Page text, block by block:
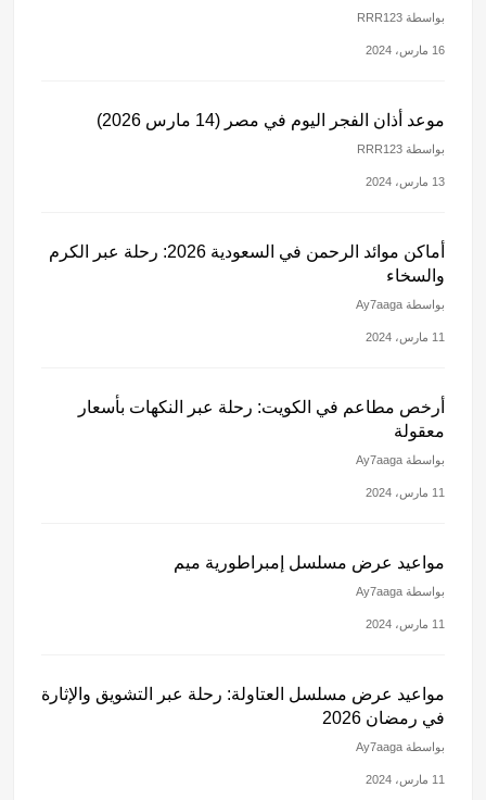
بواسطة RRR123
16 مارس، 2024
موعد أذان الفجر اليوم في مصر (14 مارس 2026)
بواسطة RRR123
13 مارس، 2024
أماكن موائد الرحمن في السعودية 2026: رحلة عبر الكرم
والسخاء
بواسطة Ay7aaga
11 مارس، 2024
أرخص مطاعم في الكويت: رحلة عبر النكهات بأسعار
معقولة
بواسطة Ay7aaga
11 مارس، 2024
مواعيد عرض مسلسل إمبراطورية ميم
بواسطة Ay7aaga
11 مارس، 2024
مواعيد عرض مسلسل العتاولة: رحلة عبر التشويق والإثارة
في رمضان 2026
بواسطة Ay7aaga
11 مارس، 2024